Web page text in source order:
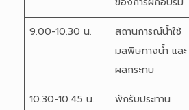
9.00-10.30 น.
สถานการณ์น้ำใช้
มลพิษทางน้ำ และ
ผลกระทบ
10.30-10.45 น.
พักรับประทาน